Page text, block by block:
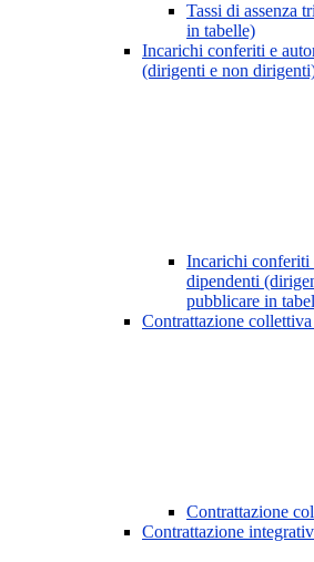
Tassi di assenza
in tabelle)
Incarichi conferiti e
(dirigenti e non
Incarichi conferiti
dipendenti
pubblicare in
Contrattazione collettiva
Contrattazione
Contrattazione